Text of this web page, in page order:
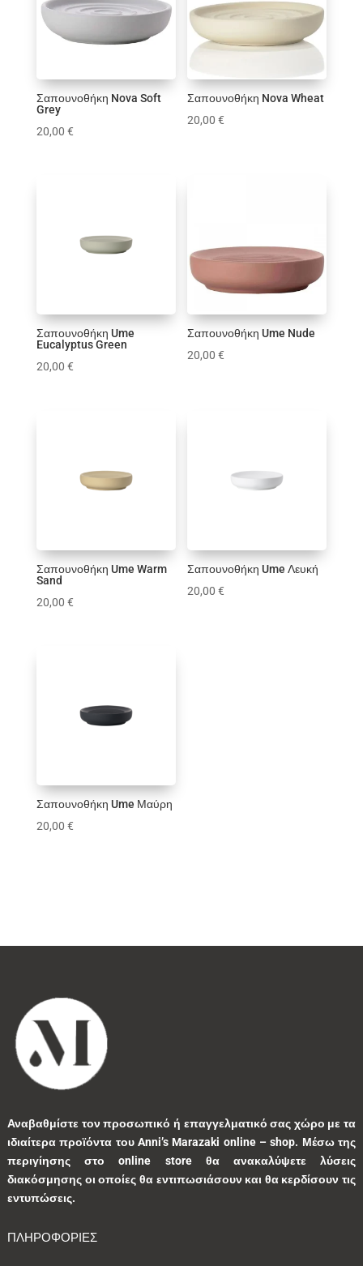
Σαπουνοθήκες
Χαρτοδοχεία
Χρώμα
1 1 1 1
Σαπουνοθήκη Nova Soft
Grey
20,00 €
Σαπουνοθήκη Nova Wheat
20,00€
Σαπουνοθήκη Ume
Eucalyptus Green
20,00 €
Σαπουνοθήκη Ume Nude
20,00€
Σαπουνοθήκη Ume Warm
Sand
20,00 €
Σαπουνοθήκη Ume Λευκή
20,00€
Σαπουνοθήκη Ume Μαύρη
20,00 €
Αναβαθμίστε τον προσωπικό ή επαγγελματικό σας χώρο με τα
ιδιαίτερα προϊόντα του Anni’s Marazaki online – shop. Μέσω της
περιγίησης στο online store θα ανακαλύψετε λύσεις
διακόσμησης οι οποίες θα εντιπωσιάσουν και θα κερδίσουν τις
εντυπώσεις.
ΠΛΗΡΟΦΟΡΙΕΣ